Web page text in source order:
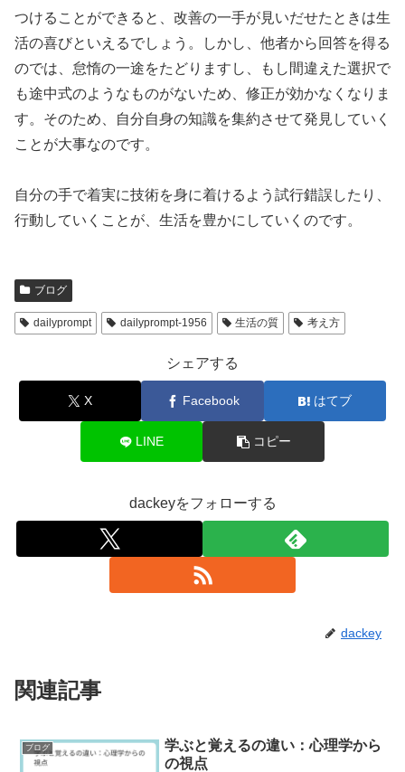
つけることができると、改善の一手が見いだせたときは生
活の喜びといえるでしょう。しかし、他者から回答を得る
のでは、怠惰の一途をたどりますし、もし間違えた選択で
も途中式のようなものがないため、修正が効かなくなりま
す。そのため、自分自身の知識を集約させて発見していく
ことが大事なのです。
自分の手で着実に技術を身に着けるよう試行錯誤したり、
行動していくことが、生活を豊かにしていくのです。
ブログ
dailyprompt dailyprompt-1956 生活の質 考え方
シェアする
X Facebook はてブ
LINE コピー
dackeyをフォローする
dackey
関連記事
ブログ
学ぶと覚えるの違い：心理学から
の視点